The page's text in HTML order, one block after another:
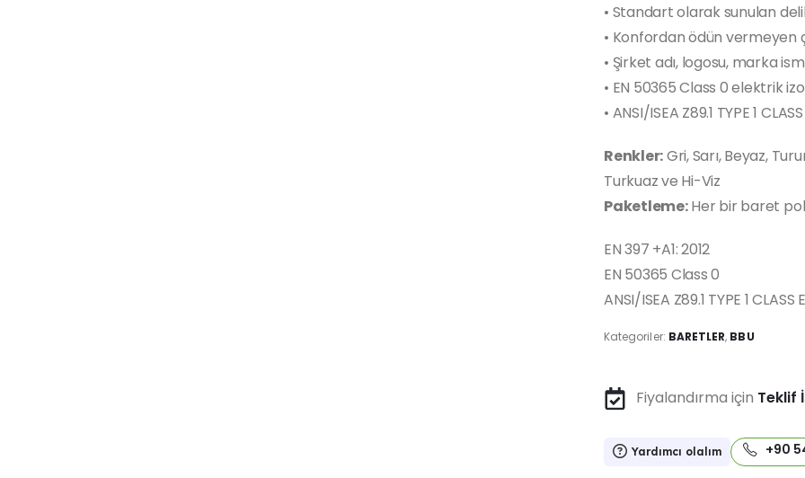
• Standart olarak sunulan
• Konfordan ödün vermeyen
• Şirket adı, logosu, marka
• EN 50365 Class 0 elektrik
• ANSI/ISEA Z89.1 TYPE 1
Renkler:Gri, Sarı, Beyaz,
Turkuaz ve Hi-Viz
Paketleme:Her bir baret
EN 397 +A1: 2012
EN 50365 Class 0
ANSI/ISEA Z89.1 TYPE 1 CLASS E
Kategoriler: BARETLER, BBU
Fiyalandırma için Teklif
Yardımcı olalım +90